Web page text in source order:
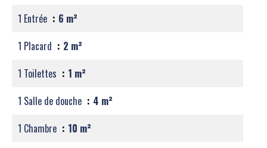
1 Entrée
6 m²
1 Placard
2 m²
1 Toilettes
1 m²
1 Salle de douche
4 m²
1 Chambre
10 m²